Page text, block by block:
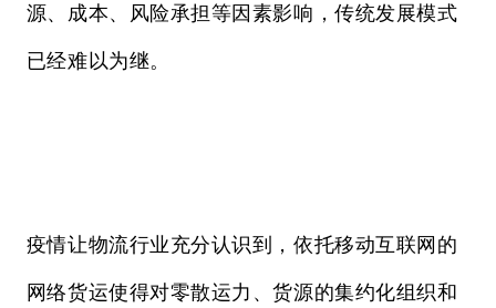
源、成本、风险承担等因素影响，传统发展模式
已经难以为继。
疫情让物流行业充分认识到，依托移动互联网的
网络货运使得对零散运力、货源的集约化组织和